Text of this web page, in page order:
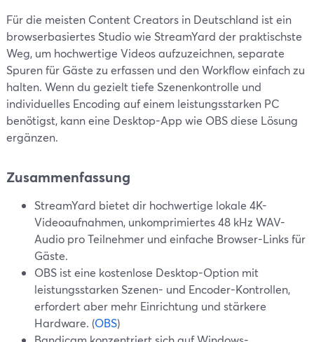
Für die meisten Content Creators in Deutschland ist ein
browserbasiertes Studio wie StreamYard der praktischste
Weg, um hochwertige Videos aufzuzeichnen, separate
Spuren für Gäste zu erfassen und den Workflow einfach zu
halten. Wenn du gezielt tiefe Szenenkontrolle und
individuelles Encoding auf einem leistungsstarken PC
benötigst, kann eine Desktop-App wie OBS diese Lösung
ergänzen.
Zusammenfassung
StreamYard bietet dir hochwertige lokale 4K-
Videoaufnahmen, unkomprimiertes 48 kHz WAV-
Audio pro Teilnehmer und einfache Browser-Links für
Gäste.
OBS ist eine kostenlose Desktop-Option mit
leistungsstarken Szenen- und Encoder-Kontrollen,
erfordert aber mehr Einrichtung und stärkere
Hardware. (OBS)